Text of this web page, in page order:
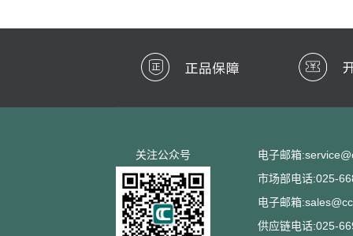
关注公众号
电子邮箱
市场部电话:025-
电子邮箱
供应链电话:025-